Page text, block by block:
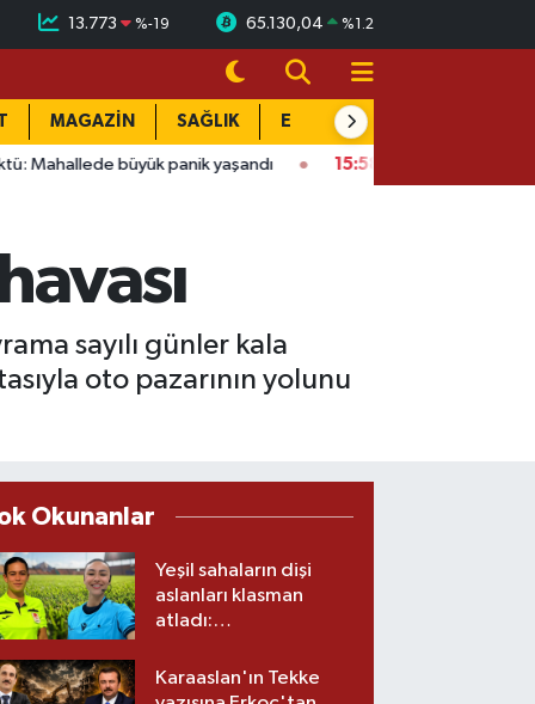
13.773 %-19 65.130,04 %1.2
MAGAZİN SAĞLIK EĞİTİM
panik yaşandı 15:58Bağlarbaşı Mahallesi'nde 101.
sayılı günler kala
oto pazarının yolunu
Okunanlar
Yeşil sahaların dişi
aslanları klasman
atladı:
üst lige iki transfer!
Karaaslan'ın Tekke